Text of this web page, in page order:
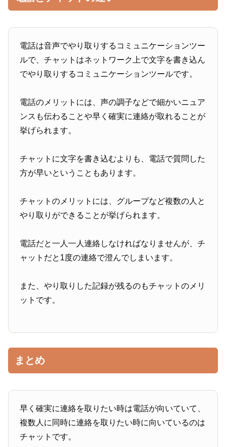
電話は音声でやり取りするコミュニケーションツー
ルで、チャットはネットワーク上で文字を書き込ん
でやり取りするコミュニケーションツールです。
電話のメリットには、声の調子などで細かいニュア
ンスも伝わることや早く確実に連絡が取れることが
挙げられます。
チャットに文字を書き込むよりも、電話で質問した
方が早いということもあります。
チャットのメリットには、グループなど複数の人と
やり取りができることが挙げられます。
電話だと一人一人連絡しなければなりませんが、チ
ャットだと1度の連絡で澄んでしまいます。
また、やり取りした記録が残るのもチャットのメリ
ットです。
まとめ
早く確実に連絡を取りたい時は電話が向いていて、
複数人に同時に連絡を取りたい時に向いているのは
チャットです。